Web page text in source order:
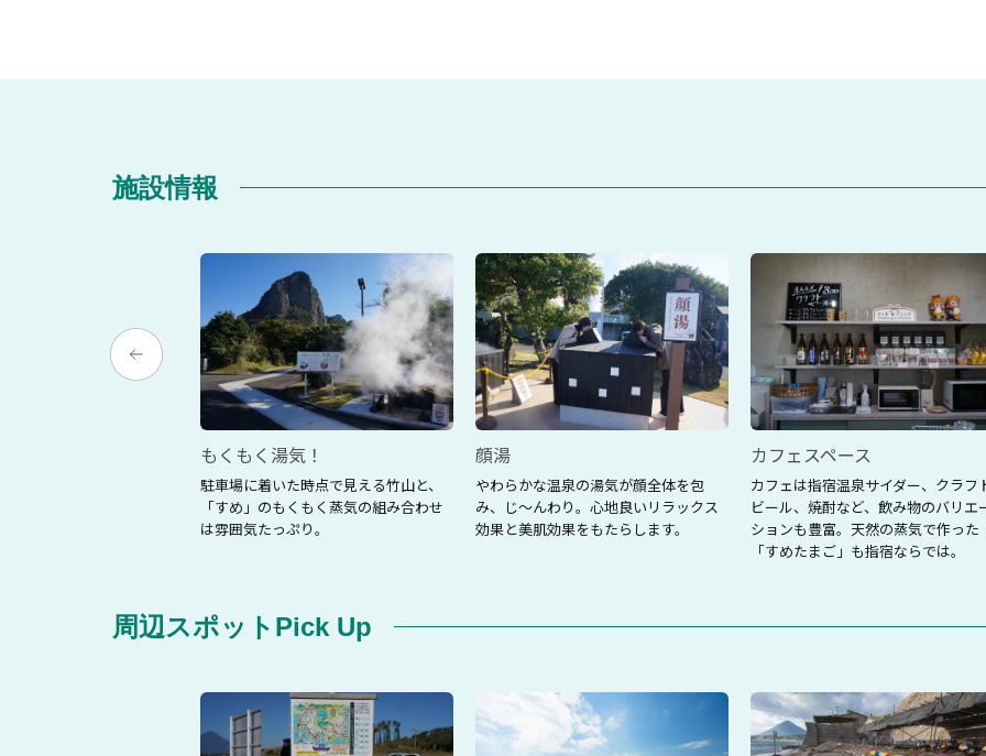
施設情報
もくもく湯気！
駐車場に着いた時点で見える竹山と、
「すめ」のもくもく蒸気の組み合わせ
は雰囲気たっぷり。
顔湯
やわらかな温泉の湯気が顔全体を包
み、じ～んわり。心地良いリラックス
効果と美肌効果をもたらします。
カフェスペース
カフェは指宿温泉サイダー、クラフ
ビール、焼酎など、飲み物のバリエ
ションも豊富。天然の蒸気で作った
「すめたまご」も指宿ならでは。
周辺スポットPick Up